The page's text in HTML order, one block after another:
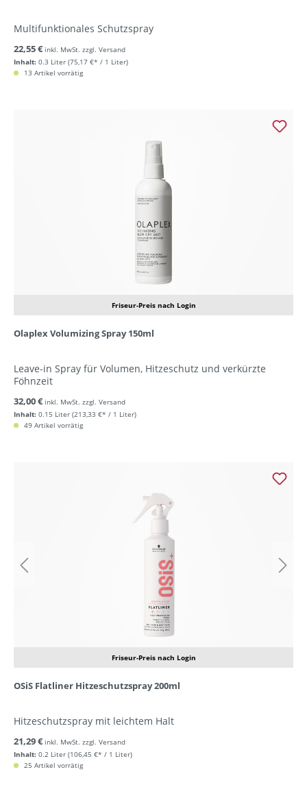
Multifunktionales Schutzspray
Inhalt: 0.3 Liter (75,17 €* / 1 Liter)
22,55 € inkl. MwSt. zzgl. Versand
13 Artikel vorrätig
Friseur-Preis nach Login
Olaplex Volumizing Spray 150ml
Leave-in Spray für Volumen, Hitzeschutz und verkürzte
Föhnzeit
Inhalt: 0.15 Liter (213,33 €* / 1 Liter)
32,00 € inkl. MwSt. zzgl. Versand
49 Artikel vorrätig
Friseur-Preis nach Login
OSiS Flatliner Hitzeschutzspray 200ml
Hitzeschutzspray mit leichtem Halt
Inhalt: 0.2 Liter (106,45 €* / 1 Liter)
21,29 € inkl. MwSt. zzgl. Versand
25 Artikel vorrätig